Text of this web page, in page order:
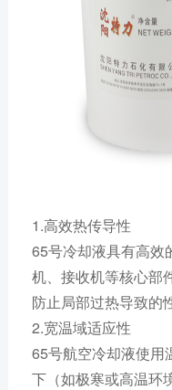
1.高效热传导性
65号冷却液具有高效
机、接收机等核心部
防止局部过热导致的
2.宽温域适应性
65号航空冷却液使用
下（如极寒或高温环